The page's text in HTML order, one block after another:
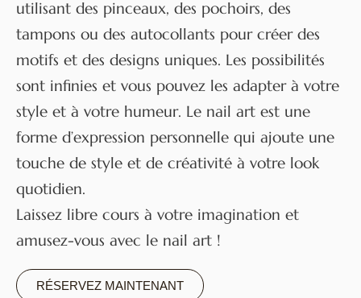
utilisant des pinceaux, des pochoirs, des
tampons ou des autocollants pour créer des
motifs et des designs uniques. Les possibilités
sont infinies et vous pouvez les adapter à votre
style et à votre humeur. Le nail art est une
forme d’expression personnelle qui ajoute une
touche de style et de créativité à votre look
quotidien.
Laissez libre cours à votre imagination et
amusez-vous avec le nail art !
RÉSERVEZ MAINTENANT